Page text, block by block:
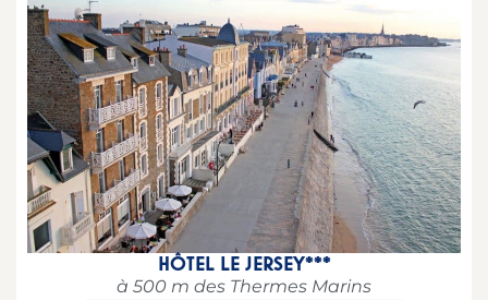
HÔTEL LE JERSEY***
à 500 m des Thermes Marins